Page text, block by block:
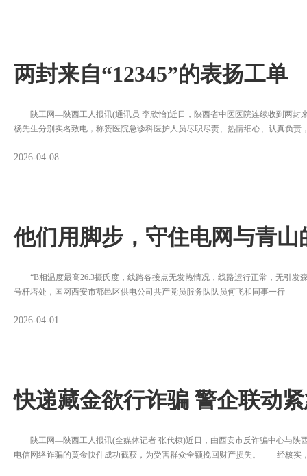
两封来自“12345”的表扬工单
陕工网—陕西工人报讯(通讯员 李欣怡)近日，陕西省中医医院连续收到两封
杨先生分别实名致电，称赞医院急诊科医护人员尽职尽责、热情细心、认真负责
2026-04-08
他们用脚步，守住电网与青山
“B相温度最高26.3摄氏度，线路各接点无发热情况，线路运行正常，无引发
号杆塔处，国网西安市鄠邑区供电公司共产党员服务队队员何飞和同事一行
2026-04-01
快递藏金欲行诈骗 警企联动
陕工网—陕西工人报讯(全媒体记者 张代棣)近日，由西安市反诈骗中心与陕
电信网络诈骗的黄金快件成功截获，为受害群众全额挽回财产损失。 经核实